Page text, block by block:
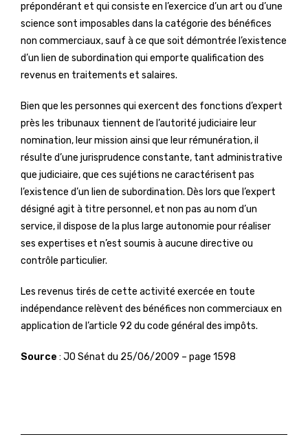
prépondérant et qui consiste en l’exercice d’un art ou d’une
science sont imposables dans la catégorie des bénéfices
non commerciaux, sauf à ce que soit démontrée l’existence
d’un lien de subordination qui emporte qualification des
revenus en traitements et salaires.
Bien que les personnes qui exercent des fonctions d’expert
près les tribunaux tiennent de l’autorité judiciaire leur
nomination, leur mission ainsi que leur rémunération, il
résulte d’une jurisprudence constante, tant administrative
que judiciaire, que ces sujétions ne caractérisent pas
l’existence d’un lien de subordination. Dès lors que l’expert
désigné agit à titre personnel, et non pas au nom d’un
service, il dispose de la plus large autonomie pour réaliser
ses expertises et n’est soumis à aucune directive ou
contrôle particulier.
Les revenus tirés de cette activité exercée en toute
indépendance relèvent des bénéfices non commerciaux en
application de l’article 92 du code général des impôts.
Source : JO Sénat du 25/06/2009 – page 1598